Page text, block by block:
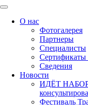
О нас
Фотогалерея
Партнеры
Специалисты
Сертификаты
Сведения
Новости
ИДЁТ НАБОР
Фестиваль